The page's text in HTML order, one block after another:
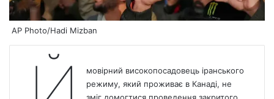
AP Photo/Hadi Mizban
мовірний високопосадовець іранського
режиму, який проживає в Канаді, не